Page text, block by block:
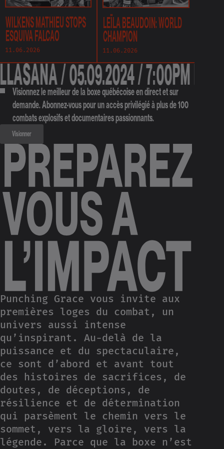
WILKENS MATHIEU STOPS
ESQUIVA FALCAO
11.06.2026
LEÏLA BEAUDOIN: WORLD
CHAMPION
11.06.2026
/ 05.09.2024 / 7:00PM ET /
Visionnez le meilleur de la boxe québécoise en direct et sur
demande. Abonnez-vous pour un accès privilégié à plus de 100
combats explosifs et documentaires passionnants.
Visionner
Punching Grace vous invite aux
premières loges du combat, un
univers aussi intense
qu’inspirant. Au-delà de la
puissance et du spectaculaire,
ce sont d’abord et avant tout
des histoires de sacrifices, de
doutes, de déceptions, de
résilience et de détermination
qui parsèment le chemin vers le
sommet, vers la gloire, vers la
légende. Parce que la boxe n’est